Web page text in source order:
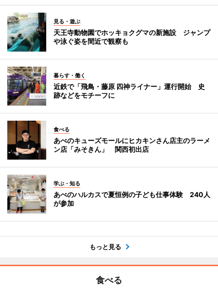
見る・遊ぶ
天王寺動物園でホッキョクグマの新施設 ジャンプ
や泳ぐ姿を間近で観察も
暮らす・働く
近鉄で「飛鳥・藤原 四神ライナー」運行開始 史
跡などをモチーフに
食べる
あべのキューズモールにヒカキンさん店主のラーメ
ン店「みそきん」 関西初出店
学ぶ・知る
あべのハルカスで夏恒例の子ども仕事体験 240人
が参加
もっと見る
食べる